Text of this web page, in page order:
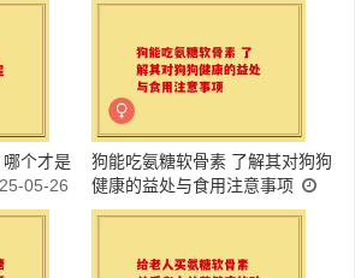
个才是
05-26
狗能吃氨糖软骨素 了解其对狗狗
健康的益处与食用注意事项
2025-05-26